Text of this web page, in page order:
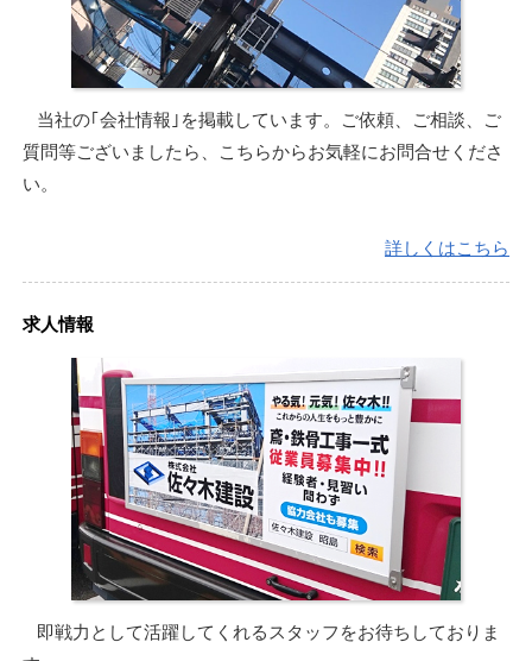
当社の｢会社情報｣を掲載しています。ご依頼、ご相談、ご
質問等ございましたら、こちらからお気軽にお問合せくださ
い。
詳しくはこちら
求人情報
即戦力として活躍してくれるスタッフをお待ちしておりま